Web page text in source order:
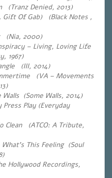
(Tranz Denied, 2013)
Gift Of Gab) (Black Notes ,
(Nia, 2000)
– Living, Loving Life
1967)
(III, 2014)
(VA – Movements
Walls (Some Walls, 2014)
Press Play (Everyday
Clean (ATCO: A Tribute,
This Feeling (Soul
Hollywood Recordings,